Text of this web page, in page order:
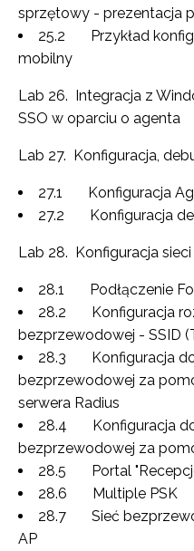
sprzętowy - prezentacja
25.2 Przykład
mobilny
Lab 26. Integracja z
SSO w oparciu o agenta
Lab 27. Konfiguracja,
27.1 Konfiguracja
27.2 Konfiguracja
Lab 28. Konfiguracja
28.1 Podłączenie
28.2 Konfiguracja
bezprzewodowej - SSID
28.3 Konfiguracja
bezprzewodowej za
serwera Radius
28.4 Konfiguracja
bezprzewodowej za
28.5 Portal
28.6 Multiple PSK
28.7 Sieć
AP